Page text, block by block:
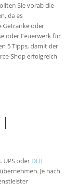
Sie vorab die
da es
Getränke oder
oder Feuerwerk für
5 Tipps, damit der
Shop erfolgreich
UPS oder DHL
Je nach